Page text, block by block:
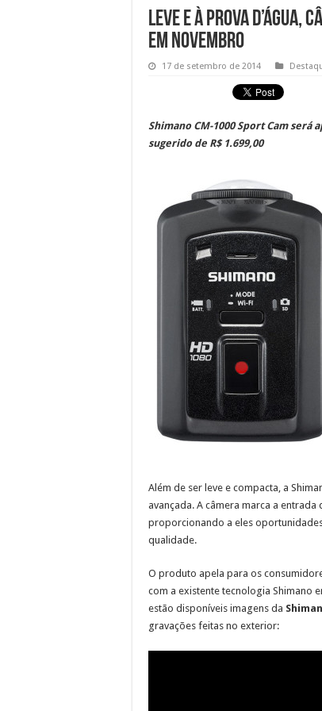
Leve e à prova d’água,
em novembro
17 de setembro de 2014
Shimano CM-1000 Sport Cam
sugerido de R$ 1.699,00
Além de ser leve e compacta, a
avançada. A câmera marca a
proporcionando a eles
qualidade.
O produto apela para os
com a existente tecnologia Shimano
estão disponíveis imagens da
gravações feitas no exterior: